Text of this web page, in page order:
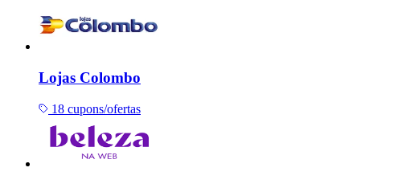
Lojas Colombo
18 cupons/ofertas